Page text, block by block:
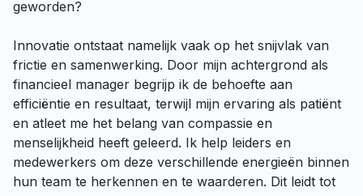
geworden?
Innovatie ontstaat namelijk vaak op het snijvlak van
frictie en samenwerking. Door mijn achtergrond als
financieel manager begrijp ik de behoefte aan
efficiëntie en resultaat, terwijl mijn ervaring als patiënt
en atleet me het belang van compassie en
menselijkheid heeft geleerd. Ik help leiders en
medewerkers om deze verschillende energieën binnen
hun team te herkennen en te waarderen. Dit leidt tot